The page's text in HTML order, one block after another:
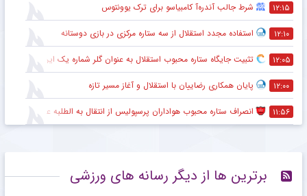
۱۲:۱۵ شرط جالب آندره‌آ کامبیاسو برای ترک یوونتوس
۱۲:۱۰ استفاده مجدد استقلال از سه ستاره مرکزی در بازی دوستانه
۱۲:۰۵ تثبیت جایگاه ستاره محبوب استقلال به عنوان گلر شماره یک این تیم برای شروع لیگ
۱۲:۰۰ پایان همکاری رضاییان با استقلال و آغاز مسیر تازه
۱۱:۵۶ انصراف ستاره محبوب هواداران پرسپولیس از انتقال به الطلبه عراق
برترین ها از دیگر رسانه های ورزشی